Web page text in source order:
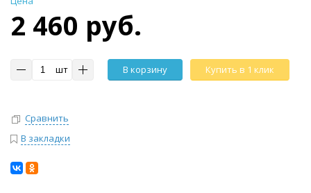
2 460 руб.
шт В корзину Купить в 1 клик
Сравнить
В закладки